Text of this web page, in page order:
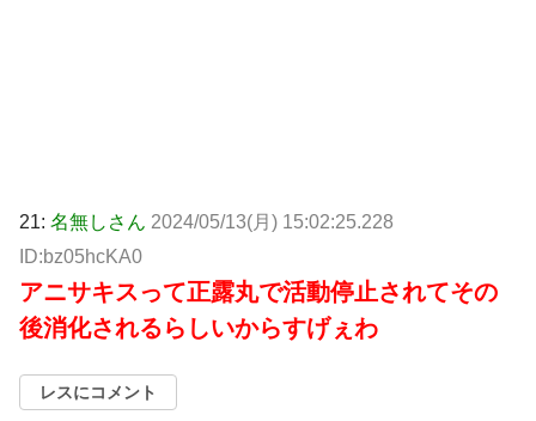
21: 名無しさん 2024/05/13(月) 15:02:25.228
ID:bz05hcKA0
アニサキスって正露丸で活動停止されてその
後消化されるらしいからすげぇわ
レスにコメント